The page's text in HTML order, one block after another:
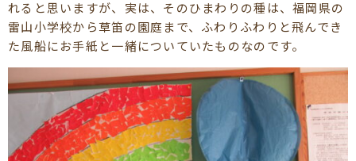
れると思いますが、実は、そのひまわりの種は、福岡県の
雷山小学校から草笛の園庭まで、ふわりふわりと飛んでき
た風船にお手紙と一緒についていたものなのです。